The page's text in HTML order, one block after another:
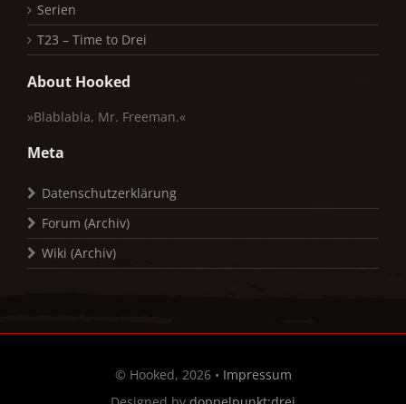
Serien
T23 – Time to Drei
About Hooked
»Blablabla, Mr. Freeman.«
Meta
Datenschutzerklärung
Forum (Archiv)
Wiki (Archiv)
© Hooked, 2026 • Impressum